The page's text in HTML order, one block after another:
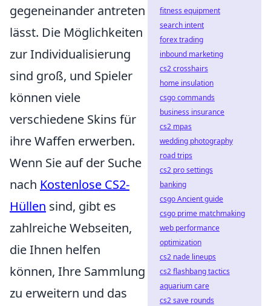
gegeneinander antreten
lässt. Die Möglichkeiten
zur Individualisierung
sind groß, und Spieler
können viele
verschiedene Skins für
ihre Waffen erwerben.
Wenn Sie auf der Suche
nach Kostenlose CS2-
Hüllen sind, gibt es
zahlreiche Webseiten,
die Ihnen helfen
können, Ihre Sammlung
zu erweitern und das
fitness equipment
search intent
forex trading
inbound marketing
cs2 crosshairs
home insulation
csgo commands
business insurance
cs2 mpas
wedding photography
road trips
cs2 pro settings
banking
csgo Ancient guide
csgo prime matchmaking
web performance
optimization
cs2 nade lineups
cs2 flashbang tactics
aquarium care
cs2 save rounds